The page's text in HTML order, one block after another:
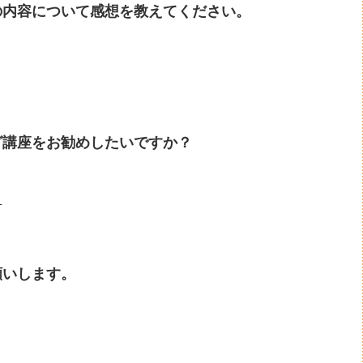
容について感想を教えてください。
座をお勧めしたいですか？
します。